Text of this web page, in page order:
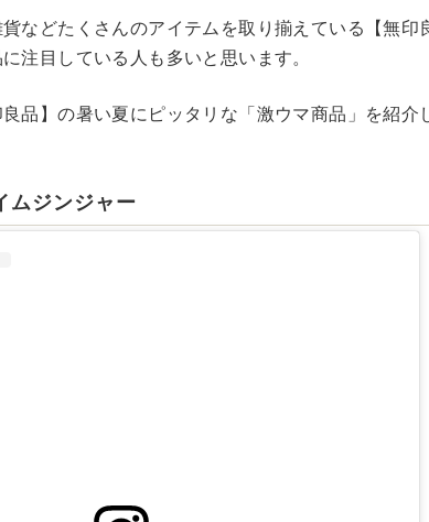
などたくさんのアイテムを取り揃えている【無印
注目している人も多いと思います。
品】の暑い夏にピッタリな「激ウマ商品」を紹介
ムジンジャー